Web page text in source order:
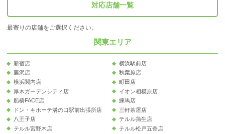
対応店舗一覧
最寄りの店舗をご選択ください。
関東エリア
新宿店
横浜駅前店
藤沢店
秋葉原店
横浜関内店
町田店
厚木ガーデンシティ店
イオン相模原店
船橋FACE店
練馬店
ドン・キホーテ溝の口駅前出張所店
三軒茶屋店
八王子店
テルル蒲生店
テルル宮野木店
テルル松戸五香店